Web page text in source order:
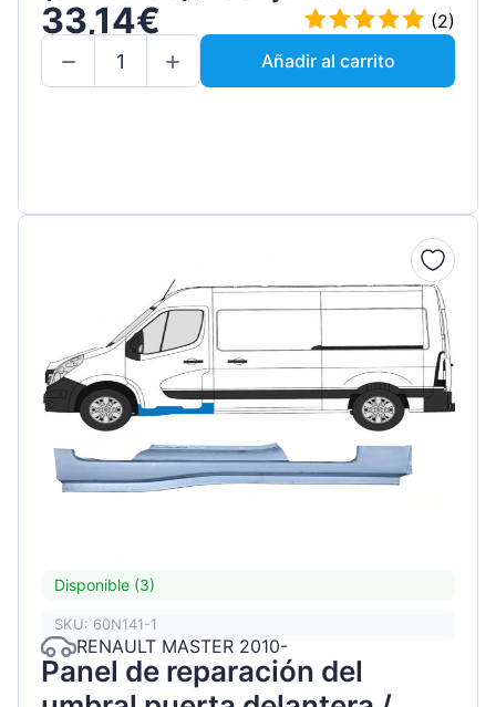
33,14€
(2)
Añadir al carrito
Disponible (3)
SKU: 60N141-1
RENAULT MASTER 2010-
Panel de reparación del